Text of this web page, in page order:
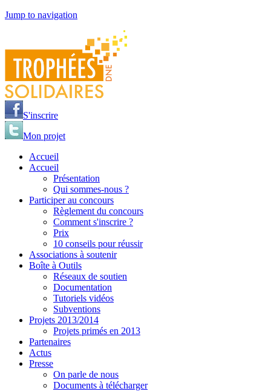
Jump to navigation
S'inscrire
Mon projet
Accueil
Accueil
Présentation
Qui sommes-nous ?
Participer au concours
Règlement du concours
Comment s'inscrire ?
Prix
10 conseils pour réussir
Associations à soutenir
Boîte à Outils
Réseaux de soutien
Documentation
Tutoriels vidéos
Subventions
Projets 2013/2014
Projets primés en 2013
Partenaires
Actus
Presse
On parle de nous
Documents à télécharger